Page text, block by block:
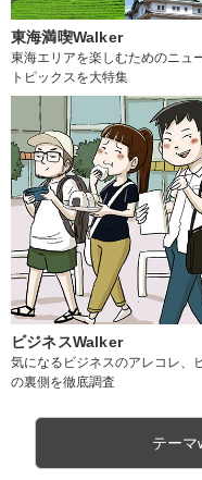
東海満喫Walker
東海エリアを楽しむためのニュ
トピックスを大特集
ビジネスWalker
気になるビジネスのアレコレ、
の裏側を徹底調査
テーマ